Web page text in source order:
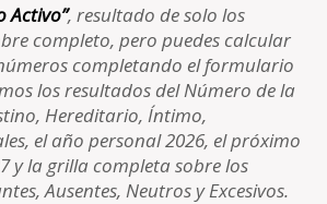
Activo”, resultado de solo los
completo, pero puedes calcular
completando el formulario
los resultados del Número de la
Hereditario, Íntimo,
el año personal 2026, el próximo
y la grilla completa sobre los
Ausentes, Neutros y Excesivos.